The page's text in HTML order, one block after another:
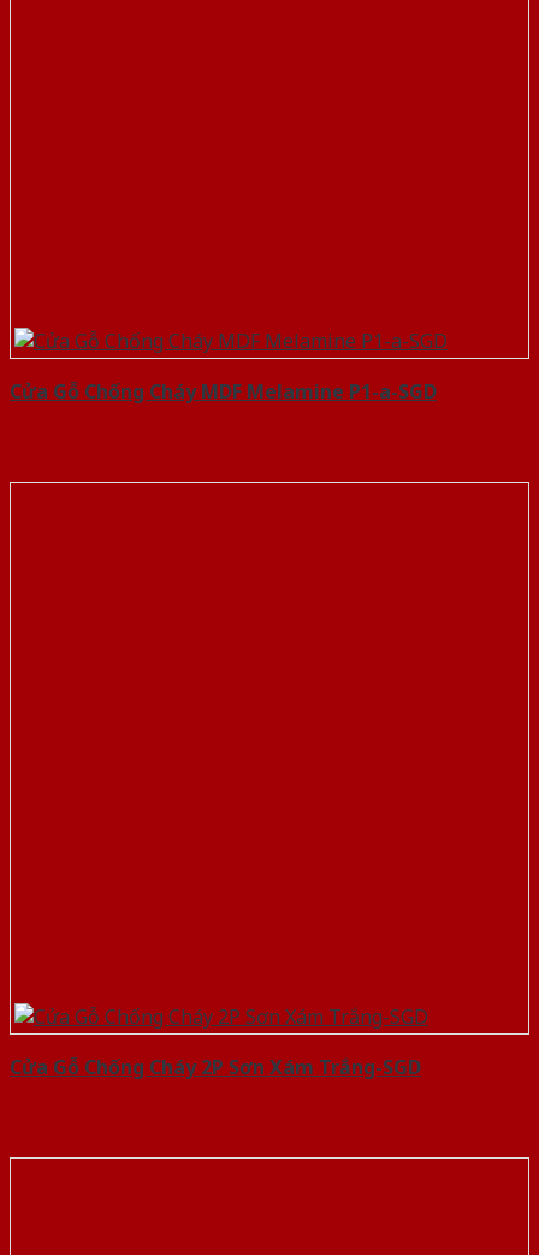
Cửa Gỗ Chống Cháy MDF Melamine P1-a-SGD
Cửa Gỗ Chống Cháy 2P Sơn Xám Trắng-SGD